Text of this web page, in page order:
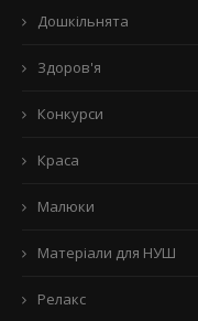
Дошкільнята
Здоров'я
Конкурси
Краса
Малюки
Матеріали для НУШ
Релакс